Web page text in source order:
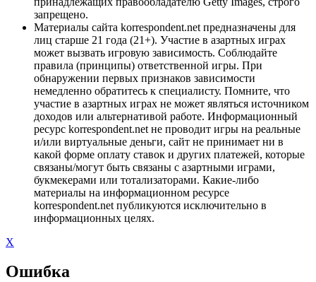
запрещено.
Материалы сайта korrespondent.net предназначены для
лиц старше 21 года (21+). Участие в азартных играх
может вызвать игровую зависимость. Соблюдайте
правила (принципы) ответственной игры. При
обнаружении первых признаков зависимости
немедленно обратитесь к специалисту. Помните, что
участие в азартных играх не может являться источником
доходов или альтернативой работе. Информационный
ресурс korrespondent.net не проводит игры на реальные
и/или виртуальные деньги, сайт не принимает ни в
какой форме оплату ставок и других платежей, которые
связаны/могут быть связаны с азартными играми,
букмекерами или тотализаторами. Какие-либо
материалы на информационном ресурсе
korrespondent.net публикуются исключительно в
информационных целях.
X
Ошибка